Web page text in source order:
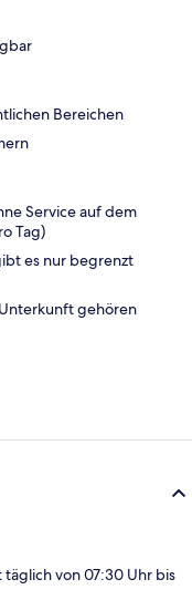
Bereichen
Service auf dem
Tag)
es nur begrenzt
gehören
von 07:30 Uhr bis